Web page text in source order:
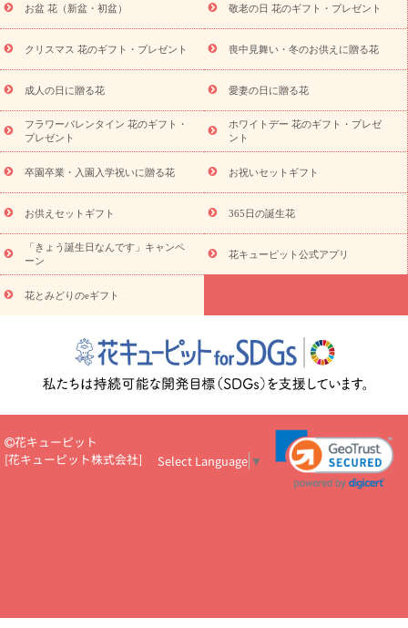
お供え プリザーブドフラワー
ペットのお供えフラワー
お盆（新
盆・初盆）
その他 お祝い返し お見舞い
お取り寄せギフト
ビジネス用
ご自宅用 観葉植物 ミディ胡蝶蘭
プリザーブ
ドフラワー
スタイルから探す アレンジメント 花束
スタ
ンド花
お祝い お供え・お悔やみ 胡蝶蘭 胡蝶蘭・花鉢
ディ胡蝶蘭・お祝い
ミディ胡蝶蘭・お供え
世界初の青色胡蝶蘭
観葉植物
観葉植物 産直多肉植物
プリザーブドフラワー
お祝い
お供え・お悔やみ 花とセットギフト
セミオーダー
プチギフト（hanamore -ハナモア-）
花とみどりのeギフト
キューピットのeGfit
カラー ピンク イエローオレンジ
レッ
ド
お花の種類 トルコキキョウ
お祝い お祝い・3000円～ お祝い・4000円～
お祝い・
5000円～
お祝い・7000円～ お祝い・ 10000円～
お供え・お
悔やみ
円～
お供え・お悔やみ・
読み物
いのマナー
定年退職祝いのマナー
お祝いを贈るときのマナー・
花キューピットのお祝いコラム一覧
誕生日のお花を「色
彩心理学」で選ぶ方法
結婚祝いの予算相場
出産祝いお役立ち情
ール
新築引っ越し祝いコラム お祝い花のマナー総まとめ
職
場上司や先輩へ贈るお祝い花の正解は？
開店祝いの花 選び方ガイ
あり)
花キューピット×専門家
CO2排出量削減 / SDGsを考える
お盆 花（新盆・初盆） 敬老の日 花のギフト・プレゼント
クリスマス 花のギフト・プレゼント 喪中見舞い・冬のお供えに贈る花
成人の日に贈る花 愛妻の日に贈る花
フラワーバレンタイン 花のギフト・
プレゼント
ホワイトデー 花のギフト・プレゼ
ント
卒園卒業・入園入学祝いに贈る花 お祝いセットギフト
お供えセットギフト 365日の誕生花
「きょう誕生日なんです」キャンペ
ーン
花キューピット公式アプリ
花とみどりのeギフト
花キューピット
[花キューピット株式会社] Select Language ▼